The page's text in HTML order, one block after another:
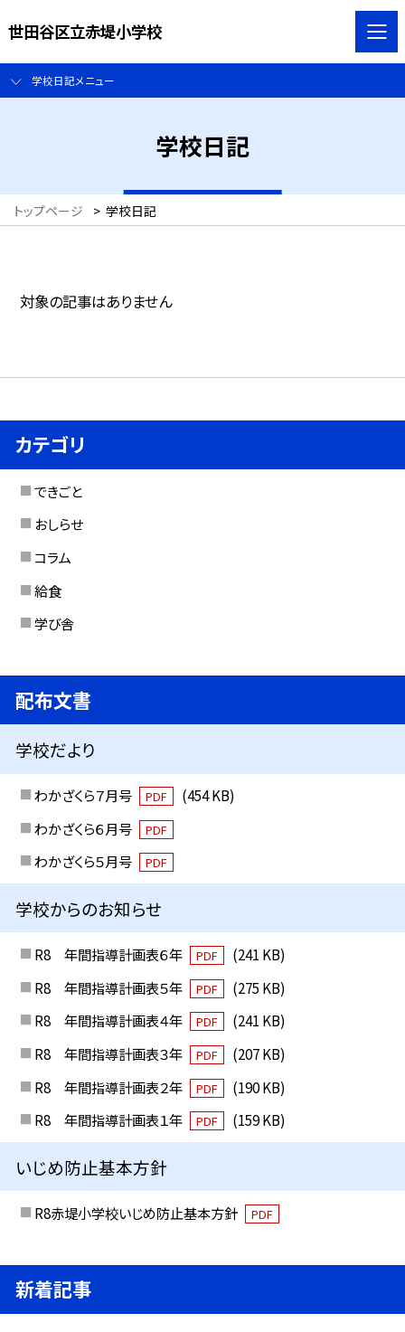
世田谷区立赤堤小学校
学校日記メニュー
学校日記
トップページ > 学校日記
対象の記事はありません
カテゴリ
できごと
おしらせ
コラム
給食
学び舎
配布文書
学校だより
わかざくら７月号 PDF
(454 KB)
わかざくら６月号
PDF
わかざくら５月号 PDF
学校からのお知らせ
R8 年間指導計画表６年 PDF
(241 KB)
R8 年間指導計画表５年
PDF
(275 KB)
R8 年間指導計画表４年
PDF
(241 KB)
R8 年間指導計画表３年
PDF
(207 KB)
R8 年間指導計画表２年
PDF
(190 KB)
R8 年間指導計画表１年
PDF (159 KB)
いじめ防止基本方針
R8赤堤小学校いじめ防止基本方針 PDF
新着記事